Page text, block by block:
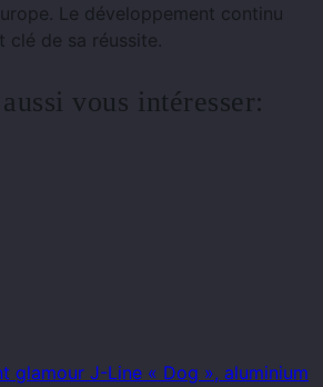
Le développement continu
clé de sa réussite.
vous intéresser:
glamour J-Line « Dog », aluminium